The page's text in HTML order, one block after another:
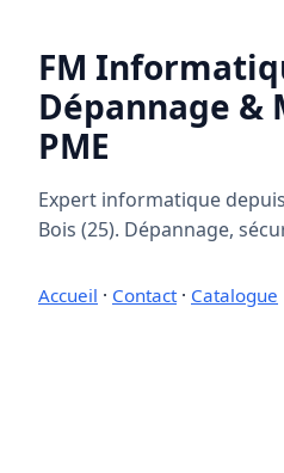
FM
Dépannage &
PME
Expert informatique
Bois (25). Dépannage,
Accueil · Contact· Catalogue